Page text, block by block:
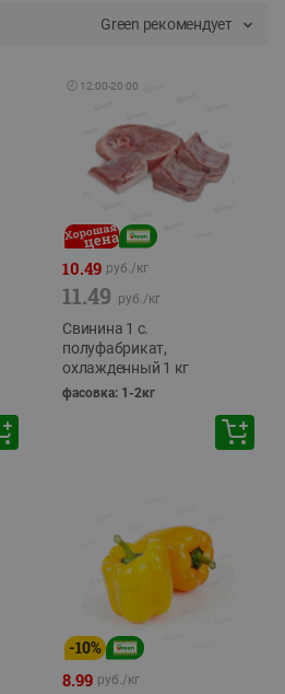
Green рекомендует
🕘 12:00-20:00
10.49 руб./кг
11.49 руб./кг
Свинина 1 с.
полуфабрикат,
охлажденный 1 кг
фасовка: 1-2кг
-10%
8.99 руб./кг